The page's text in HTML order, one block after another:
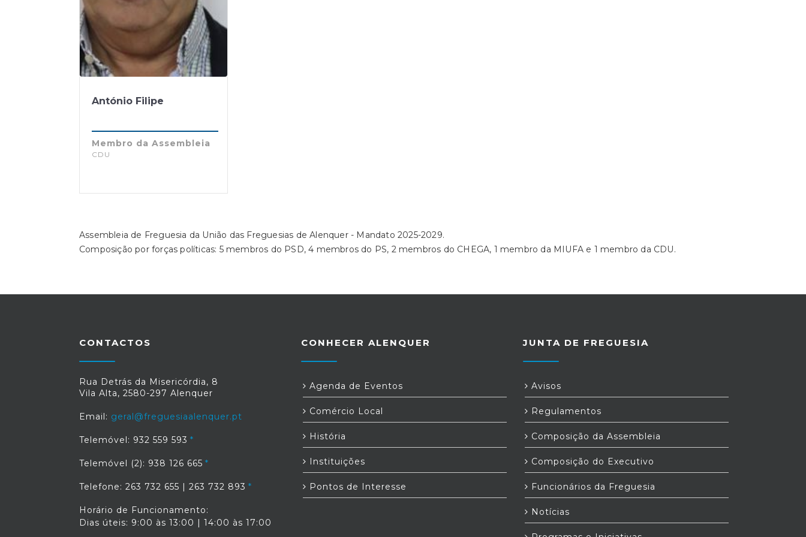
António Filipe
Membro da Assembleia
CDU
Assembleia de Freguesia da União das Freguesias de Alenquer - Mandato 2025-2029.
Composição por forças políticas: 5 membros do PSD, 4 membros do PS, 2 membros do CHEGA, 1 membro da MIUFA e 1 membro da CDU.
CONTACTOS
Rua Detrás da Misericórdia, 8
Vila Alta, 2580-297 Alenquer
Email: geral@freguesiaalenquer.pt
Telemóvel: 932 559 593
Telemóvel (2): 938 126 665
Telefone: 263 732 655 | 263 732 893
Horário de Funcionamento:
Dias úteis: 9:00 às 13:00 | 14:00 às 17:00
CONHECER ALENQUER
Agenda de Eventos
Comércio Local
História
Instituições
Pontos de Interesse
JUNTA DE FREGUESIA
Avisos
Regulamentos
Composição da Assembleia
Composição do Executivo
Funcionários da Freguesia
Notícias